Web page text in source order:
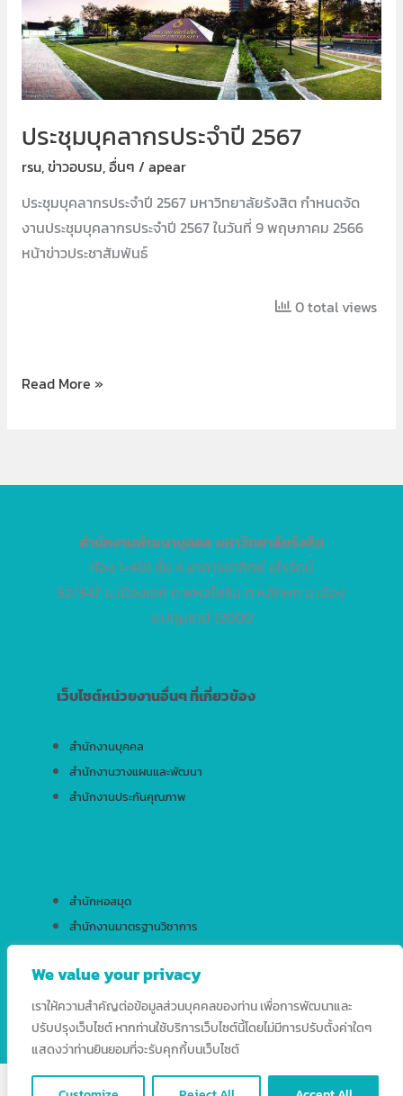
We value your privacy
เราให้ความสำคัญต่อข้อมูลส่วนบุคคลของท่าน เพื่อการพัฒนาและ
ปรับปรุงเว็บไซต์ หากท่านใช้บริการเว็บไซต์นี้โดยไม่มีการปรับตั้งค่าใดๆ
แสดงว่าท่านยินยอมที่จะรับคุกกี้บนเว็บไซต์
ประชุมบุคลากรประจำปี 2567
rsu,ข่าวอบรม,อื่นๆ / apear
ประชุมบุคลากรประจำปี 2567 มหาวิทยาลัยรังสิต กำหนดจัด
งานประชุมบุคลากรประจำปี 2567 ในวันที่ 9 พฤษภาคม 2566
หน้าข่าวประชาสัมพันธ์
0 total views
ประจำ
ปี
2567
Read More »
สำนักงานพัฒนาบุคคล มหาวิทยาลัยรังสิต
ห้อง 1-401 ชั้น 4 อาคารอาทิตย์ อุไรรัตน์
52/347 ม.เมืองเอก ถ.พหลโยธิน ต.หลักหก อ.เมือง
จ.ปทุมธานี 12000
เว็บไซต์หน่วยงานอื่นๆ ที่เกี่ยวข้อง
สำนักงานบุคคล
สำนักงานวางแผนและพัฒนา
สำนักงานประกันคุณภาพ
สำนักหอสมุด
สำนักงานมาตรฐานวิชาการ